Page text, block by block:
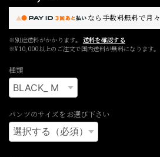
なら手数料無料で月々
※別途送料がかかります。
送料を確認する
※¥10,000以上のご注文で国内送料が無料になります。
種類
パンツのサイズをお選び下さい